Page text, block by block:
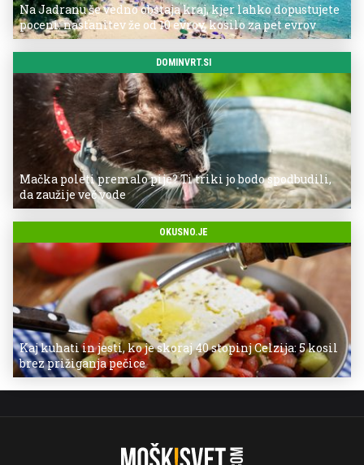
Na Jadranu še vedno obstaja kraj, kjer lahko dopustujete
poceni: nastanitev že od 10 evrov, kosilo za pet evrov
DOMINVRT.SI
Mačka poleti premalo pije? Ti triki jo bodo spodbudili,
da zaužije več vode
OKUSNO.JE
Kaj kuhati in jesti, ko je skoraj 40 stopinj Celzija: 5 kosil
brez prižiganja pečice